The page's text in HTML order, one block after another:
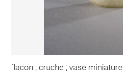
flacon ; cruche ; vase miniature